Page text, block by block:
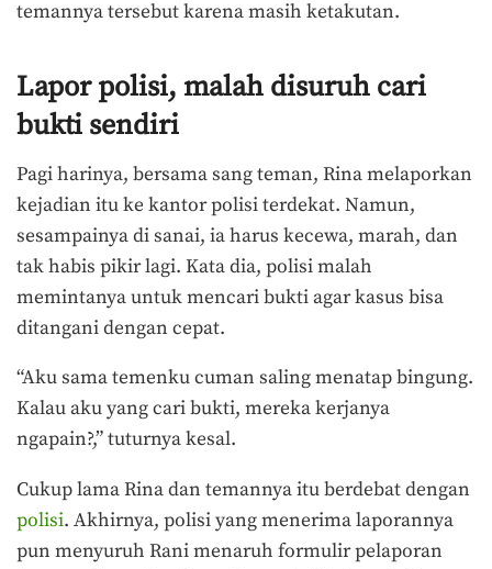
temannya tersebut karena masih ketakutan.
Lapor polisi, malah disuruh cari
bukti sendiri
Pagi harinya, bersama sang teman, Rina melaporkan
kejadian itu ke kantor polisi terdekat. Namun,
sesampainya di sanai, ia harus kecewa, marah, dan
tak habis pikir lagi. Kata dia, polisi malah
memintanya untuk mencari bukti agar kasus bisa
ditangani dengan cepat.
“Aku sama temenku cuman saling menatap bingung.
Kalau aku yang cari bukti, mereka kerjanya
ngapain?,” tuturnya kesal.
Cukup lama Rina dan temannya itu berdebat dengan
polisi. Akhirnya, polisi yang menerima laporannya
pun menyuruh Rani menaruh formulir pelaporan